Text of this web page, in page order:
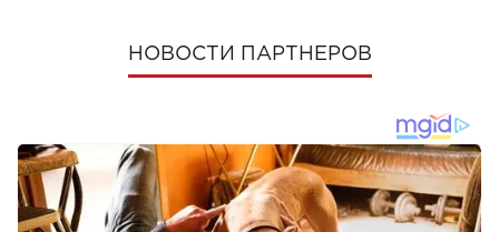
НОВОСТИ ПАРТНЕРОВ